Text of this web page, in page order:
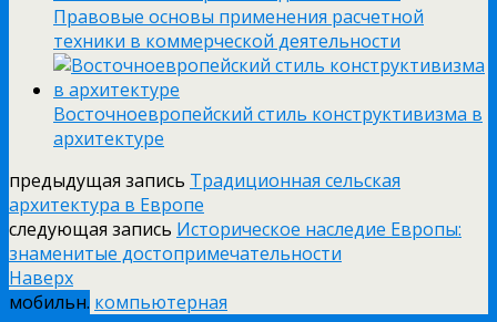
Правовые основы применения расчетной
техники в коммерческой деятельности
Восточноевропейский стиль конструктивизма в
архитектуре
предыдущая запись Традиционная сельская
архитектура в Европе
следующая запись Историческое наследие Европы:
знаменитые достопримечательности
Наверх
мобильн. компьютерная